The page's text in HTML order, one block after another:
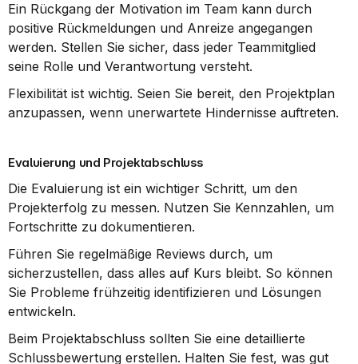
Ein Rückgang der Motivation im Team kann durch
positive Rückmeldungen und Anreize angegangen
werden. Stellen Sie sicher, dass jeder Teammitglied
seine Rolle und Verantwortung versteht.
Flexibilität ist wichtig. Seien Sie bereit, den Projektplan
anzupassen, wenn unerwartete Hindernisse auftreten.
Evaluierung und Projektabschluss
Die Evaluierung ist ein wichtiger Schritt, um den
Projekterfolg zu messen. Nutzen Sie Kennzahlen, um
Fortschritte zu dokumentieren.
Führen Sie regelmäßige Reviews durch, um
sicherzustellen, dass alles auf Kurs bleibt. So können
Sie Probleme frühzeitig identifizieren und Lösungen
entwickeln.
Beim Projektabschluss sollten Sie eine detaillierte
Schlussbewertung erstellen. Halten Sie fest, was gut